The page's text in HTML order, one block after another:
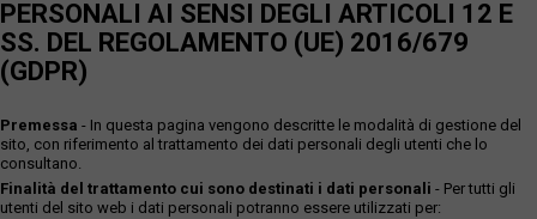
PERSONALI AI SENSI DEGLI ARTICOLI 12 E
SS. DEL REGOLAMENTO (UE) 2016/679
(GDPR)
Premessa - In questa pagina vengono descritte le modalità di gestione del
sito, con riferimento al trattamento dei dati personali degli utenti che lo
consultano.
Finalità del trattamento cui sono destinati i dati personali - Per tutti gli
utenti del sito web i dati personali potranno essere utilizzati per: